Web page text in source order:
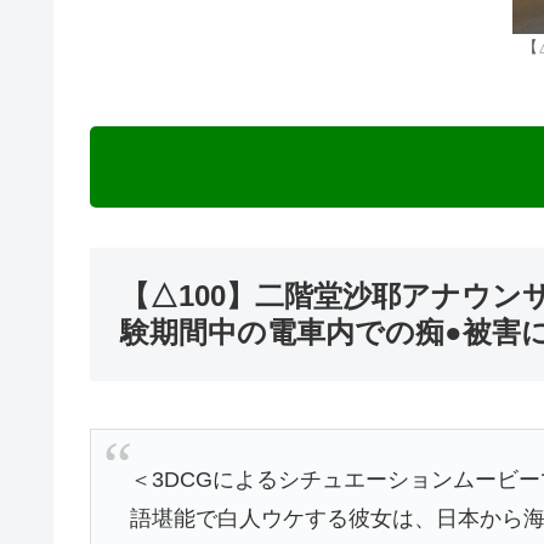
【△100】二階堂沙耶アナウン
験期間中の電車内での痴●被害
＜3DCGによるシチュエーションムービ
語堪能で白人ウケする彼女は、日本から